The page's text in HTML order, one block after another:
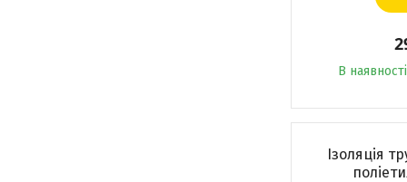
В наявності
Ізоляція